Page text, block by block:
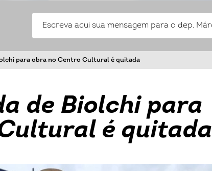
para obra no Centro Cultural é quitada
de Biolchi para
é quitada